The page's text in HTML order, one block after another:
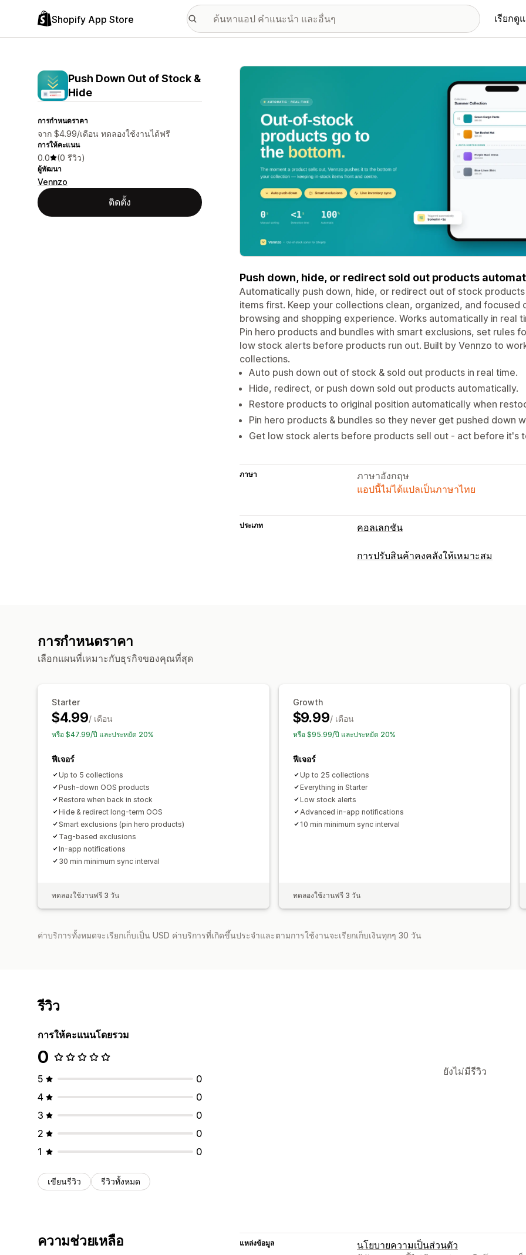
Shopify App Store เรียกดู
Push Down Out of Stock &
Hide
การกำหนดราคา
จาก $4.99/เดือน ทดลองใช้งานได้ฟรี
การให้คะแนน
0.0 (0 รีวิว)
ผู้พัฒนา
Vennzo
ติดตั้ง
แกลเลอรีรูปภาพที่แสดง
Push down, hide, or redirect sold out products
Automatically push down, hide, or redirect out of stock
items first. Keep your collections clean, organized, and
browsing and shopping experience. Works automatically in real
Pin hero products and bundles with smart exclusions, set rules
low stock alerts before products run out. Built by Vennzo to
collections.
Auto push down out of stock & sold out products in real time.
Hide, redirect, or push down sold out products automatically.
Restore products to original position automatically when
Pin hero products & bundles so they never get pushed down
Get low stock alerts before products sell out - act before it's
ภาษา
ภาษาอังกฤษ
แอปนี้ไม่ได้แปลเป็นภาษาไทย
ประเภท คอลเลกชัน
การดำเนินการจัดเรียง
การปรับสินค้าคงคลังให้เหมาะสม
การกำหนดราคา
เลือกแผนที่เหมาะกับธุรกิจของคุณที่สุด
Starter
$4.99/ เดือน
หรือ $47.99/ปี และประหยัด 20%
ฟีเจอร์
Up to 5 collections
Push-down OOS products
Restore when back in stock
Hide & redirect long-term OOS
Smart exclusions (pin hero products)
Tag-based exclusions
In-app notifications
30 min minimum sync interval
ทดลองใช้งานฟรี 3 วัน
Growth
$9.99/ เดือน
หรือ $95.99/ปี และประหยัด 20%
ฟีเจอร์
Up to 25 collections
Everything in Starter
Low stock alerts
Advanced in-app notifications
10 min minimum sync interval
ทดลองใช้งานฟรี 3 วัน
ค่าบริการทั้งหมดจะเรียกเก็บเป็น USD ค่าบริการที่เกิดขึ้นประจำและตามการใช้งานจะเรียกเก็บเงินทุกๆ 30 วัน
รีวิว
การให้คะแนนโดยรวม
0
5
0
4
0
3
0
2
0
1
0
เขียนรีวิว รีวิวทั้งหมด
ยังไม่มีรีวิว
ความช่วยเหลือ แหล่งข้อมูล
นโยบายความเป็นส่วนตัว